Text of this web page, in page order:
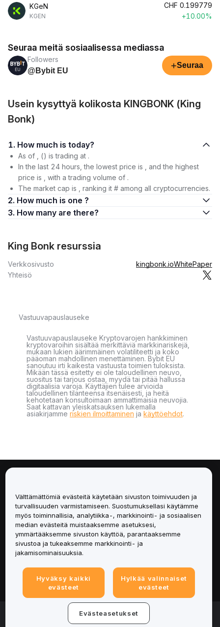
KGeN
KGEN
CHF 0.199779
+10.00%
Seuraa meitä sosiaalisessa mediassa
Followers
@Bybit EU
+Seuraa
Usein kysyttyä kolikosta KINGBONK (King
Bonk)
1. How much is today?
As of , () is trading at .
In the last 24 hours, the lowest price is , and the highest
price is , with a trading volume of .
The market cap is , ranking it # among all cryptocurrencies.
2. How much is one ?
3. How many are there?
King Bonk resurssia
Verkkosivusto kingbonk.ioWhitePaper
Yhteisö
Vastuuvapauslauseke
Vastuuvapauslauseke Kryptovarojen hankkiminen
kryptovaroihin sisältää merkittäviä markkinariskejä,
mukaan lukien äärimmäinen volatiliteetti ja koko
pääoman mahdollinen menettäminen. Bybit EU
sanoutuu irti kaikesta vastuusta toimien tuloksista.
Mikään tässä esitetty ei ole taloudellinen neuvo,
suositus tai tarjous ostaa, myydä tai pitää hallussa
digitaalisia varoja. Käyttäjien tulee arvioida
taloudellinen tilanteensa itsenäisesti, ja heitä
kehotetaan konsultoimaan ammattimaisia neuvojia.
Saat kattavan yleiskatsauksen lukemalla
asiakirjamme riskien ilmoittaminen ja käyttöehdot.
Palvelut
Tuki
Tuotteet
Lakiasiat
© 2025-2026 Bybit.eu. All rights reserved.
Välttämättömiä evästeitä käytetään sivuston toimivuuden ja
turvallisuuden varmistamiseen. Suostumuksellasi käytämme
myös toiminnallisia, analytiikka-, markkinointi- ja sosiaalisen
median evästeitä muistaaksemme asetuksesi,
ymmärtääksemme sivuston käyttöä, parantaaksemme
sivustoa ja tukeaksemme markkinointi- ja
jakamisominaisuuksia.
Hyväksy kaikki
evästeet
Hylkää valinnaiset
evästeet
Evästeasetukset